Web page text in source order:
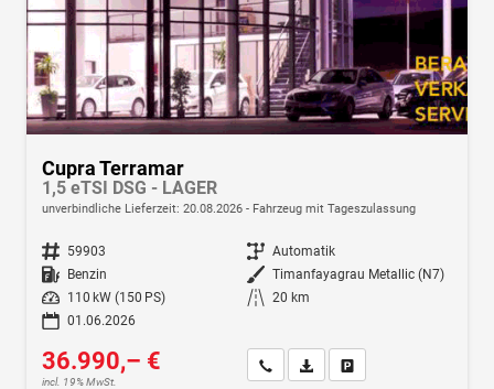
Cupra Terramar
1,5 eTSI DSG - LAGER
unverbindliche Lieferzeit: 20.08.2026 Fahrzeug mit Tageszulassung
Fahrzeugnr. 59903 Getriebe Automatik
Kraftstoff Benzin Außenfarbe Timanfayagrau Metallic (N7)
Leistung
110 kW (150 PS) Kilometerstand 20 km
01.06.2026
36.990,– €
incl. 19% MwSt.
Wir rufen Sie anFahrzeugexposé (PDF)